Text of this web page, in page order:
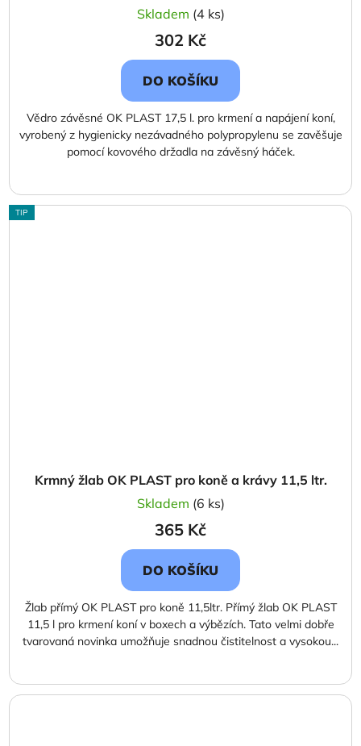
Skladem (4 ks)
302 Kč
DO KOŠÍKU
Vědro závěsné OK PLAST 17,5 l. pro krmení a napájení koní,
vyrobený z hygienicky nezávadného polypropylenu se zavěšuje
pomocí kovového držadla na závěsný háček.
TIP
Krmný žlab OK PLAST pro koně a krávy 11,5 ltr.
Skladem (6 ks)
365 Kč
DO KOŠÍKU
Žlab přímý OK PLAST pro koně 11,5ltr. Přímý žlab OK PLAST
11,5 l pro krmení koní v boxech a výbězích. Tato velmi dobře
tvarovaná novinka umožňuje snadnou čistitelnost a vysokou...